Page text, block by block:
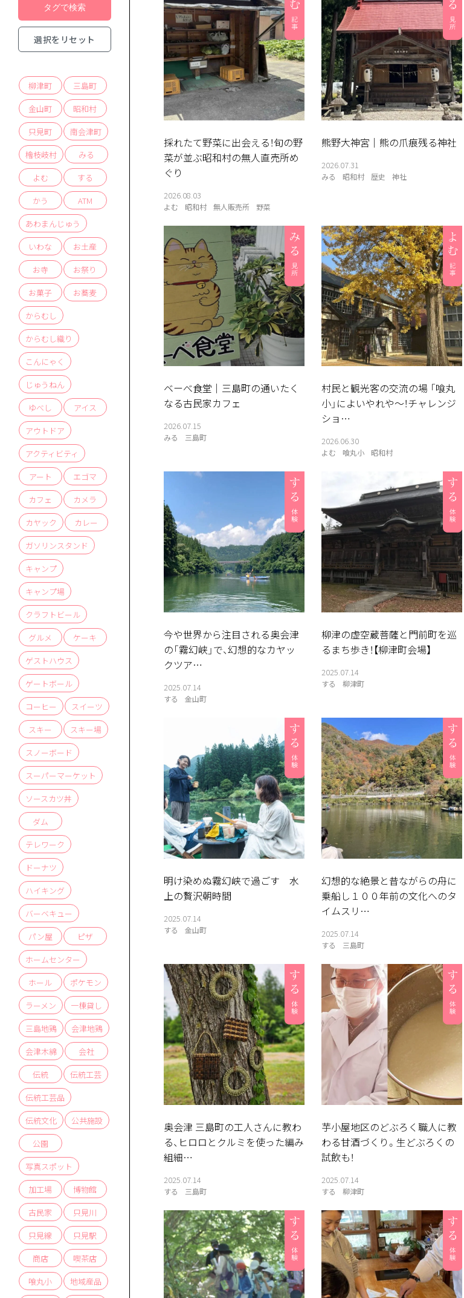
見所
よむ
検索
ABOUT
相
談
窓
お
問
い
合
わ
選択をリセット
柳津町
三島町
金山町
昭和村
只見町
南会津町
檜枝岐村
みる
よむ
する
かう
ATM
あわまんじゅう
いわな
お土産
お寺
お祭り
お菓子
お蕎麦
からむし
からむし織り
こんにゃく
じゅうねん
ゆべし
アイス
アウトドア
アクティビティ
アート
エゴマ
カフェ
カメラ
カヤック
カレー
ガソリンスタンド
キャンプ
キャンプ場
クラフトビール
グルメ
ケーキ
ゲストハウス
ゲートボール
コーヒー
スイーツ
スキー
スキー場
スノーボード
スーパーマーケット
ソースカツ丼
ダム
テレワーク
ドーナツ
ハイキング
バーベキュー
パン屋
ピザ
ホームセンター
ホール
ポケモン
ラーメン
一棟貸し
三島地鶏
会津地鶏
会津木綿
会社
伝統
伝統工芸
伝統工芸品
伝統文化
公共施設
公園
写真スポット
加工場
博物館
古民家
只見川
只見線
只見駅
商店
喫茶店
喰丸小
地域産品
採れたて野菜に出会える！旬の野
菜が並ぶ昭和村の無人直売所め
ぐり
2026.08.03
よむ 昭和村 無人販売所 野菜
熊野大神宮｜熊の爪痕残る神社
2026.07.31
みる 昭和村 歴史 神社
ベーべ食堂｜三島町の通いたく
なる古民家カフェ
2026.07.15
みる 三島町
村民と観光客の交流の場 「喰丸
小」によいやれや〜！チャレンジ
ショ…
2026.06.30
よむ 喰丸小 昭和村
今や世界から注目される奥会津
の「霧幻峡」で、幻想的なカヤッ
クツア…
2025.07.14
する 金山町
柳津の虚空蔵菩薩と門前町を巡
るまち歩き！【柳津町会場】
2025.07.14
する 柳津町
明け染めぬ霧幻峡で過ごす 水
上の贅沢朝時間
2025.07.14
する 金山町
幻想的な絶景と昔ながらの舟に
乗船し１００年前の文化へのタ
イムスリ…
2025.07.14
する 三島町
奥会津 三島町の工人さんに教わ
る、ヒロロとクルミを使った編み
組細…
2025.07.14
する 三島町
芋小屋地区のどぶろく職人に教
わる甘酒づくり。生どぶろくの
試飲も！
2025.07.14
する 柳津町